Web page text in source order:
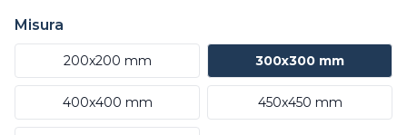
Misura
200x200 mm 300x300 mm
400x400 mm 450x450 mm